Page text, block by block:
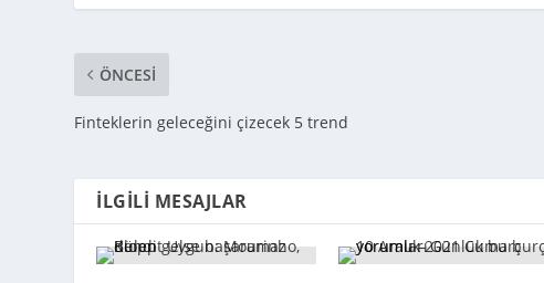
ÖNCESI
Finteklerin geleceğini çizecek 5 trend
İLGILI MESAJLAR